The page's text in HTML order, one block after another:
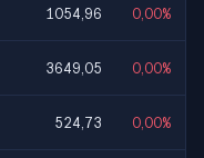
1054,96 0,00%
3649,05 0,00%
524,73 0,00%